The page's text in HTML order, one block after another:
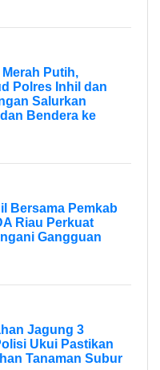
Putih,
Polres Inhil dan
Salurkan
Bendera ke
Bersama Pemkab
Riau Perkuat
Gangguan
Jagung 3
Ukui Pastikan
Tanaman Subur